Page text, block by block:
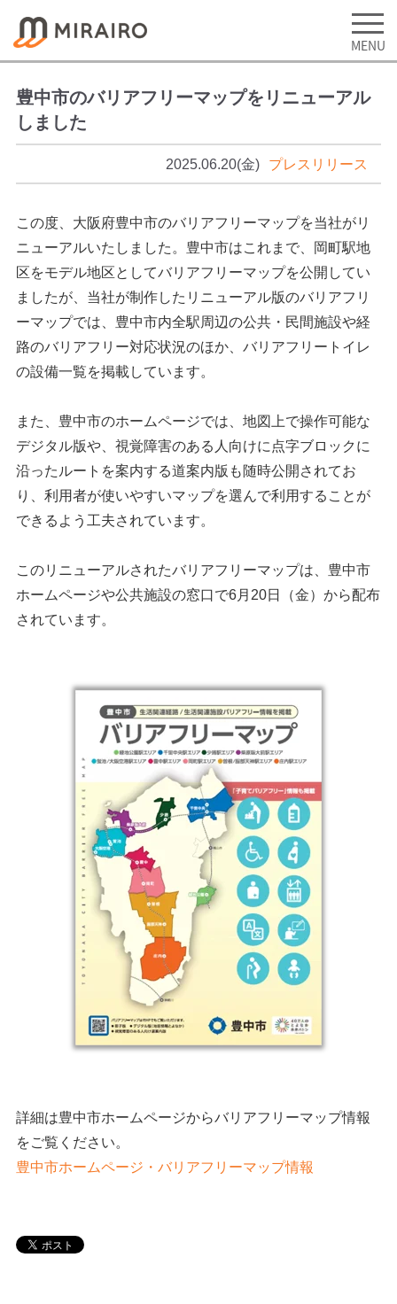
豊中市のバリアフリーマップをリニューアル
しました
2025.06.20(金) プレスリリース
この度、大阪府豊中市のバリアフリーマップを当社がリ
ニューアルいたしました。豊中市はこれまで、岡町駅地
区をモデル地区としてバリアフリーマップを公開してい
ましたが、当社が制作したリニューアル版のバリアフリ
ーマップでは、豊中市内全駅周辺の公共・民間施設や経
路のバリアフリー対応状況のほか、バリアフリートイレ
の設備一覧を掲載しています。
また、豊中市のホームページでは、地図上で操作可能な
デジタル版や、視覚障害のある人向けに点字ブロックに
沿ったルートを案内する道案内版も随時公開されてお
り、利用者が使いやすいマップを選んで利用することが
できるよう工夫されています。
このリニューアルされたバリアフリーマップは、豊中市
ホームページや公共施設の窓口で6月20日（金）から配布
されています。
詳細は豊中市ホームページからバリアフリーマップ情報
をご覧ください。
豊中市ホームページ・バリアフリーマップ情報